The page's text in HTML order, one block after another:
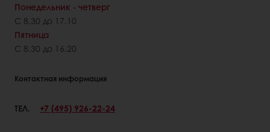
Понедельник - четверг
С 8.30 до 17.10
Пятница
С 8.30 до 16.20
Контактная информация
ТЕЛ. +7 (495) 926-22-24